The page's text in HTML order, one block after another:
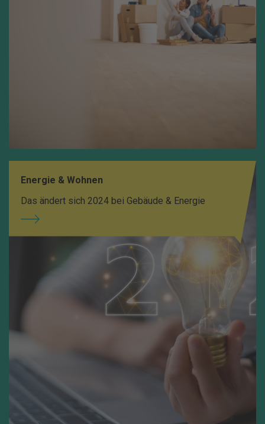
Energie & Wohnen
Das ändert sich 2024 bei Gebäude & Energie